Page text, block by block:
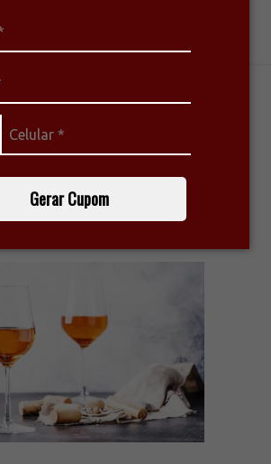
Gerar Cupom
VINHOS
CHAMADO DE ‘VINHO
ÂMBAR’?